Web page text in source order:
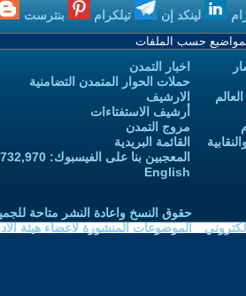
لينكد إن تيلكرام بنترست
اخبار التمدن
حملات الحوار المتمدن التضامنية
الارشيف
أرشيف الاستفتاءات
مروج التمدن
القائمة البريدية
المعجبين بنا على الفيسبوك: 3,732,970
English
حقوق النسخ واعادة النشر متاحة
الموضوعات المنشورة لاعضاء هيئة